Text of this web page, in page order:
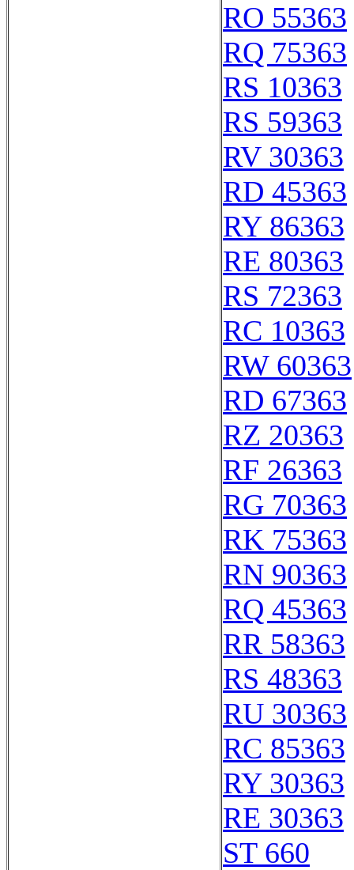
RO 55363
RQ 75363
RS 10363
RS 59363
RV 30363
RD 45363
RY 86363
RE 80363
RS 72363
RC 10363
RW 60363
RD 67363
RZ 20363
RF 26363
RG 70363
RK 75363
RN 90363
RQ 45363
RR 58363
RS 48363
RU 30363
RC 85363
RY 30363
RE 30363
ST 660